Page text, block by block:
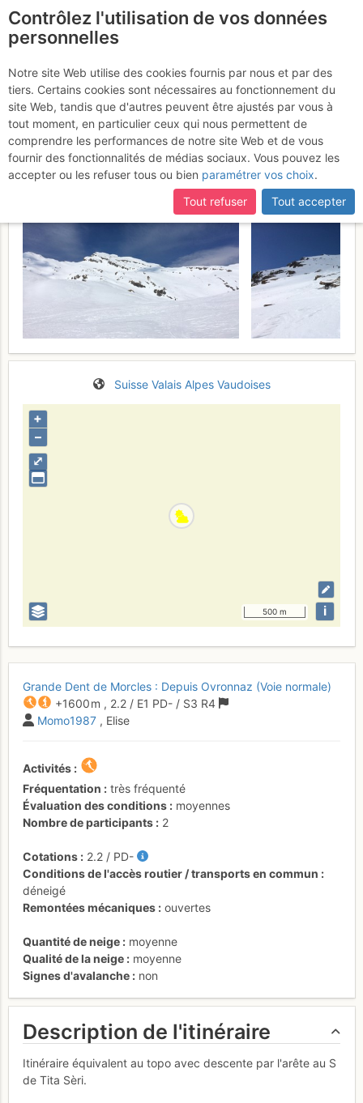
Grande Dent de Morcles
: Depuis Ovronnaz (Voie
normale)
Samedi 25 mars 2017
Suisse Valais Alpes Vaudoises
⤢
+
–
500 m i
Grande Dent de Morcles : Depuis Ovronnaz (Voie normale)
+1600 m , 2.2 / E1 PD- / S3 R4
Momo1987 , Elise
Activités
Fréquentation
très fréquenté
Évaluation des conditions
moyennes
Nombre de participants
2
Cotations 2.2 / PD-
Conditions de l'accès routier / transports en commun
déneigé
Remontées mécaniques
ouvertes
Quantité de neige
moyenne
Qualité de la neige
moyenne
Signes d'avalanche
non
Description de l'itinéraire
Itinéraire équivalent au topo avec descente par l'arête au S
de Tita Sèri.
Contrôlez l'utilisation de vos données
personnelles
Notre site Web utilise des cookies fournis par nous et par des
tiers. Certains cookies sont nécessaires au fonctionnement du
site Web, tandis que d'autres peuvent être ajustés par vous à
tout moment, en particulier ceux qui nous permettent de
comprendre les performances de notre site Web et de vous
fournir des fonctionnalités de médias sociaux. Vous pouvez les
accepter ou les refuser tous ou bien paramétrer vos choix.
Tout refuser
Tout accepter